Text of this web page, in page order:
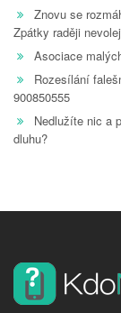
Znovu se
Zpátky raději
Asociace
Rozesílání
900850555
Nedlužíte nic a
dluhu?